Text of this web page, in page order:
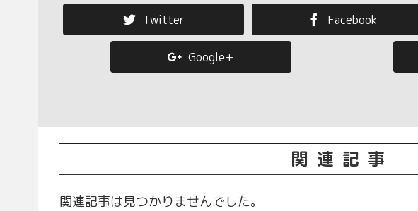
Twitter Facebook
Google+
関連記事
関連記事は見つかりませんでした。